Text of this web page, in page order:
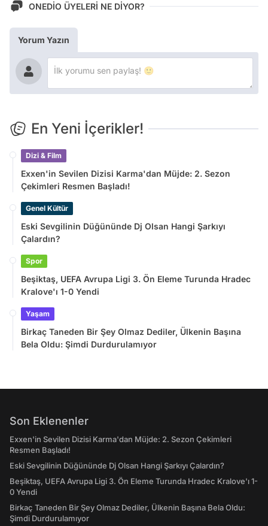
ONEDİO ÜYELERİ NE DİYOR?
Yorum Yazın
En Yeni İçerikler!
Dizi & Film
Exxen'in Sevilen Dizisi Karma'dan Müjde: 2. Sezon
Çekimleri Resmen Başladı!
Genel Kültür
Eski Sevgilinin Düğününde Dj Olsan Hangi Şarkıyı
Çalardın?
Spor
Beşiktaş, UEFA Avrupa Ligi 3. Ön Eleme Turunda Hradec
Kralove'ı 1-0 Yendi
Yaşam
Birkaç Taneden Bir Şey Olmaz Dediler, Ülkenin Başına
Bela Oldu: Şimdi Durdurulamıyor
Son Eklenenler
Exxen'in Sevilen Dizisi Karma'dan Müjde: 2. Sezon Çekimleri
Resmen Başladı!
Eski Sevgilinin Düğününde Dj Olsan Hangi Şarkıyı Çalardın?
Beşiktaş, UEFA Avrupa Ligi 3. Ön Eleme Turunda Hradec Kralove'ı 1-
0 Yendi
Birkaç Taneden Bir Şey Olmaz Dediler, Ülkenin Başına Bela Oldu:
Şimdi Durdurulamıyor